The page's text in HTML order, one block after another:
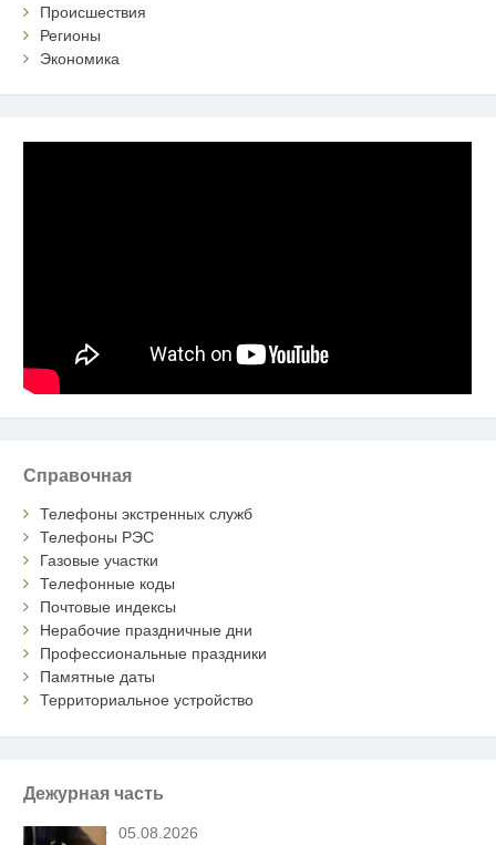
Происшествия
Регионы
Экономика
Справочная
Телефоны экстренных служб
Телефоны РЭС
Газовые участки
Телефонные коды
Почтовые индексы
Нерабочие праздничные дни
Профессиональные праздники
Памятные даты
Территориальное устройство
Дежурная часть
05.08.2026